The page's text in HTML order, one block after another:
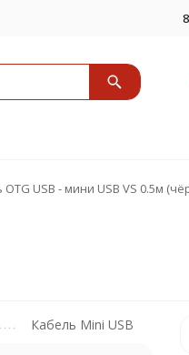
OTG USB - мини USB VS 0.5м
Кабель Mini USB